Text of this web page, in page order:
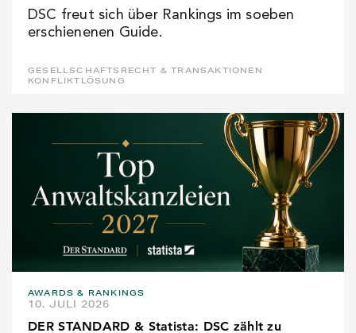
DSC freut sich über Rankings im soeben
erschienenen Guide.
GESELLSCHAFTSRECHT & TRANSAKTIONEN
KONFLIKTLÖSUNG
AWARDS & RANKINGS
10. JULI 2026
DER STANDARD & Statista: DSC zählt zu